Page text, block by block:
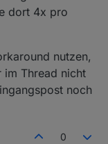
dort 4x pro
nutzen,
im Thread nicht
noch
0